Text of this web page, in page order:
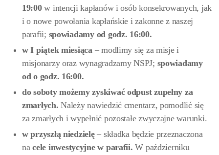
19:00w intencji kapłanów i osób konsekrowanych, jak
i o nowe powołania kapłańskie i zakonne z naszej
parafii; spowiadamy od godz. 16:00.
w I piątek miesiąca– modlimy się za misje i
misjonarzy oraz wynagradzamy NSPJ; spowiadamy
od o godz. 16:00.
do soboty możemy zyskiwać odpust zupełny za
zmarłych. Należy nawiedzić cmentarz, pomodlić się
za zmarłych i wypełnić pozostałe zwyczajne warunki.
w przyszłą niedzielę– składka będzie przeznaczona
nacele inwestycyjne w parafii. W październiku